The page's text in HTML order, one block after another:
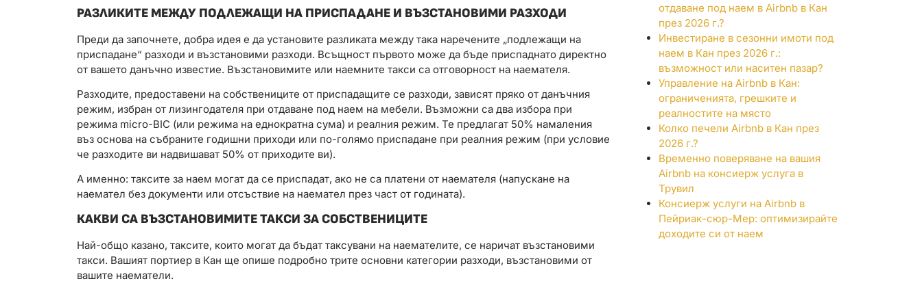
РАЗЛИКИТЕ МЕЖДУ ПОДЛЕЖАЩИ НА ПРИСПАДАНЕ И ВЪЗСТАНОВИМИ РАЗХОДИ
Преди да започнете, добра идея е да установите разликата между така наречените „подлежащи на
приспадане“ разходи и възстановими разходи. Всъщност първото може да бъде приспаднато директно
от вашето данъчно известие. Възстановимите или наемните такси са отговорност на наемателя.
Разходите, предоставени на собствениците от приспадащите се разходи, зависят пряко от данъчния
режим, избран от лизингодателя при отдаване под наем на мебели. Възможни са два избора при
режима micro-BIC (или режима на еднократна сума) и реалния режим. Те предлагат 50% намаления
въз основа на събраните годишни приходи или по-голямо приспадане при реалния режим (при условие
че разходите ви надвишават 50% от приходите ви).
А именно: таксите за наем могат да се приспадат, ако не са платени от наемателя (напускане на
наемател без документи или отсъствие на наемател през част от годината).
КАКВИ СА ВЪЗСТАНОВИМИТЕ ТАКСИ ЗА СОБСТВЕНИЦИТЕ
Най-общо казано, таксите, които могат да бъдат таксувани на наемателите, се наричат ​​възстановими
такси. Вашият портиер в Кан ще опише подробно трите основни категории разходи, възстановими от
вашите наематели.
отдаване под наем в Airbnb в Кан
през 2026 г.?
Инвестиране в сезонни имоти под
наем в Кан през 2026 г.:
възможност или наситен пазар?
Управление на Airbnb в Кан:
ограниченията, грешките и
реалностите на място
Колко печели Airbnb в Кан през
2026 г.?
Временно поверяване на вашия
Airbnb на консиерж услуга в
Трувил
Консиерж услуги на Airbnb в
Пейриак-сюр-Мер: оптимизирайте
доходите си от наем